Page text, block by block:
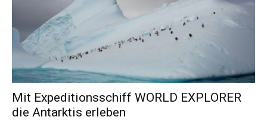
Mit Expeditionsschiff WORLD EXPLORER
die Antarktis erleben